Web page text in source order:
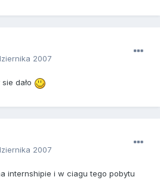
2007
dało
2007
internshipie i w ciagu tego pobytu